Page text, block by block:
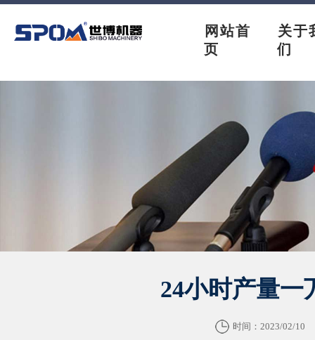
网站首
页
关于
们
24小时产量一
时间：2023/02/10